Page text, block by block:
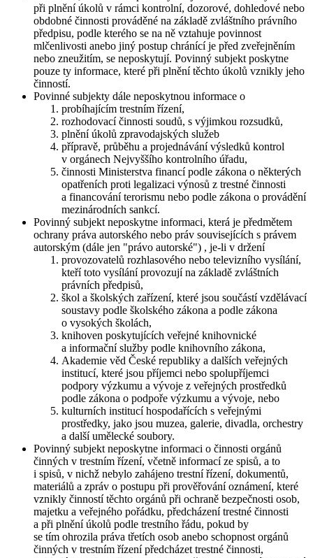
při plnění úkolů v rámci kontrolní, dozorové, dohledové nebo
obdobné činnosti prováděné na základě zvláštního právního
předpisu, podle kterého se na ně vztahuje povinnost
mlčenlivosti anebo jiný postup chránící je před zveřejněním
nebo zneužitím, se neposkytují. Povinný subjekt poskytne
pouze ty informace, které při plnění těchto úkolů vznikly jeho
činností.
Povinné subjekty dále neposkytnou informace o
probíhajícím trestním řízení,
rozhodovací činnosti soudů, s výjimkou rozsudků,
plnění úkolů zpravodajských služeb
přípravě, průběhu a projednávání výsledků kontrol
v orgánech Nejvyššího kontrolního úřadu,
činnosti Ministerstva financí podle zákona o některých
opatřeních proti legalizaci výnosů z trestné činnosti
a financování terorismu nebo podle zákona o provádění
mezinárodních sankcí.
Povinný subjekt neposkytne informaci, která je předmětem
ochrany práva autorského nebo práv souvisejících s právem
autorským (dále jen "právo autorské") , je-li v držení
provozovatelů rozhlasového nebo televizního vysílání,
kteří toto vysílání provozují na základě zvláštních
právních předpisů,
škol a školských zařízení, které jsou součástí vzdělávací
soustavy podle školského zákona a podle zákona
o vysokých školách,
knihoven poskytujících veřejné knihovnické
a informační služby podle knihovního zákona,
Akademie věd České republiky a dalších veřejných
institucí, které jsou příjemci nebo spolupříjemci
podpory výzkumu a vývoje z veřejných prostředků
podle zákona o podpoře výzkumu a vývoje, nebo
kulturních institucí hospodařících s veřejnými
prostředky, jako jsou muzea, galerie, divadla, orchestry
a další umělecké soubory.
Povinný subjekt neposkytne informaci o činnosti orgánů
činných v trestním řízení, včetně informací ze spisů, a to
i spisů, v nichž nebylo zahájeno trestní řízení, dokumentů,
materiálů a zpráv o postupu při prověřování oznámení, které
vznikly činností těchto orgánů při ochraně bezpečnosti osob,
majetku a veřejného pořádku, předcházení trestné činnosti
a při plnění úkolů podle trestního řádu, pokud by
se tím ohrozila práva třetích osob anebo schopnost orgánů
činných v trestním řízení předcházet trestné činnosti,